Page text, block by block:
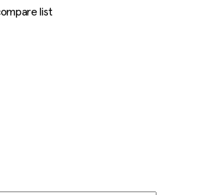
list